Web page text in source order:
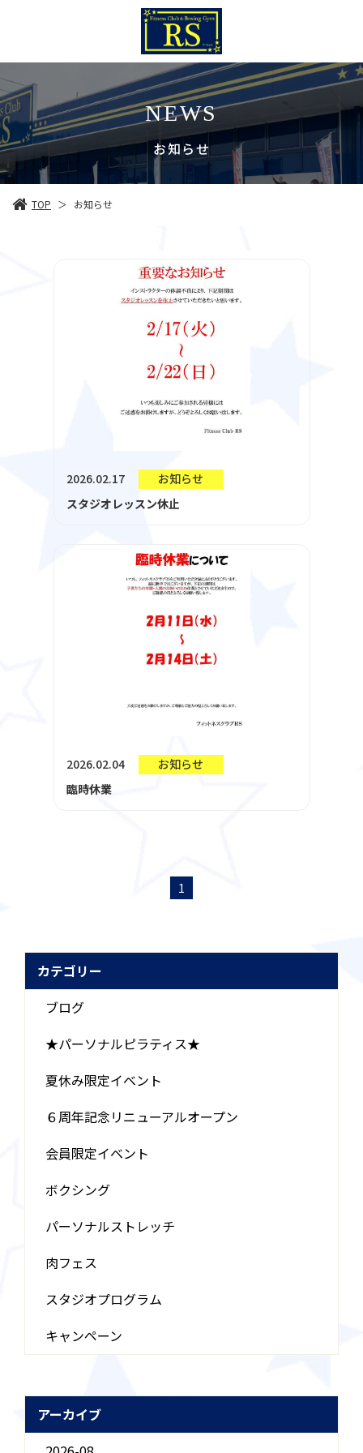
NEWS
お知らせ
TOP ＞ お知らせ
カテゴリー
ブログ
★パーソナルピラティス★
夏休み限定イベント
６周年記念リニューアルオープン
会員限定イベント
ボクシング
パーソナルストレッチ
肉フェス
スタジオプログラム
キャンペーン
アーカイブ
2026.02.17 お知らせ
スタジオレッスン休止
2026.02.04
お知らせ
臨時休業
1